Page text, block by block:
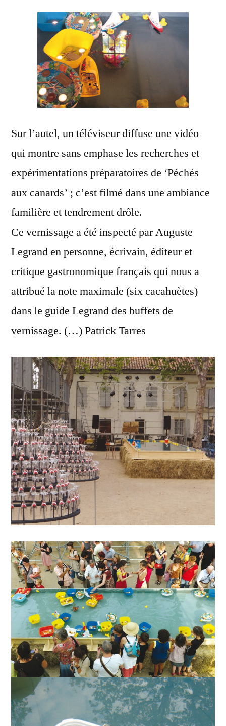
Sur l’autel, un téléviseur diffuse une vidéo
qui montre sans emphase les recherches et
expérimentations préparatoires de ‘Péchés
aux canards’ ; c’est filmé dans une ambiance
familière et tendrement drôle.
Ce vernissage a été inspecté par Auguste
Legrand en personne, écrivain, éditeur et
critique gastronomique français qui nous a
attribué la note maximale (six cacahuètes)
dans le guide Legrand des buffets de
vernissage. (…) Patrick Tarres